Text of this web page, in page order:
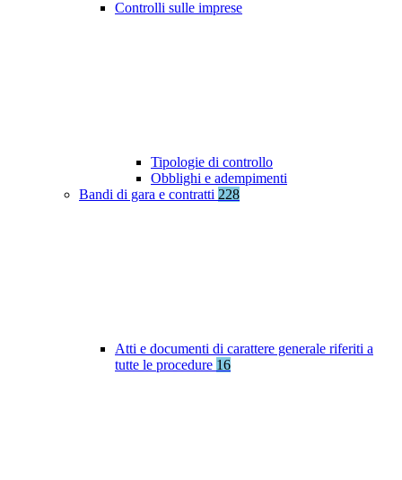
Controlli sulle imprese
Tipologie di controllo
Obblighi e adempimenti
Bandi di gara e contratti 228
Atti e documenti di carattere generale riferiti a
tutte le procedure 16